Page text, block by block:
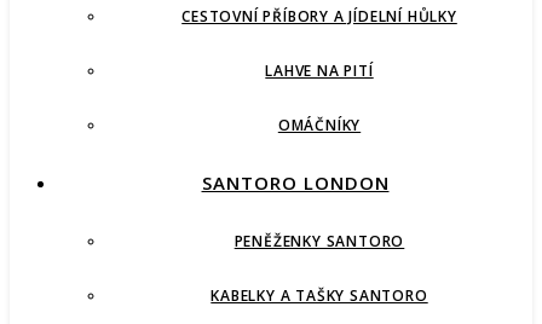
CESTOVNÍ PŘÍBORY A JÍDELNÍ HŮLKY
LAHVE NA PITÍ
OMÁČNÍKY
SANTORO LONDON
PENĚŽENKY SANTORO
KABELKY A TAŠKY SANTORO